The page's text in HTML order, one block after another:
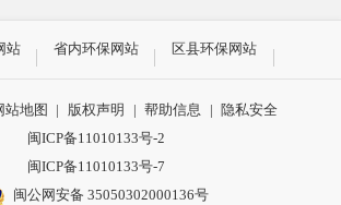
站 省内环保网站 区县环保网站
站地图 | 版权声明 | 帮助信息 | 隐私安全
闽ICP备11010133号-2
闽ICP备11010133号-7
闽公网安备 35050302000136号